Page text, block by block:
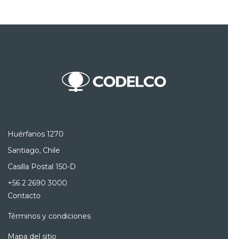
Huérfanos 1270
Santiago, Chile
Casilla Postal 150-D
+56 2 2690 3000
Contacto
Términos y condiciones
Mapa del sitio